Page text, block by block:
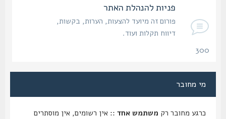
פניות להנהלת האתר
פורום זה מיועד להצעות, הערות, בקשות,
דיווח תקלות ועוד.
מי מחובר
כרגע מחובר רקמשתמש אחד :: אין רשומים, אין מוסתרים